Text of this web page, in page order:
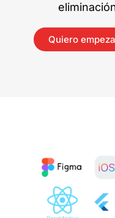
Quiero